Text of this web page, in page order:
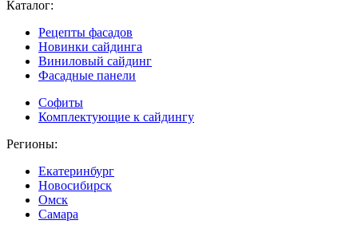
Каталог:
Рецепты фасадов
Новинки сайдинга
Виниловый сайдинг
Фасадные панели
Софиты
Комплектующие к сайдингу
Регионы:
Екатеринбург
Новосибирск
Омск
Самара